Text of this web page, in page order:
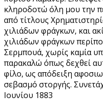
κληροδοτώ όλη μου την
από τίτλους
χιλιάδων φράγκων, και
χιλιάδων φράγκων
Σερμπουά, χωρίς καμία
παρακαλώ όπως δεχθεί
φίλο, ως απόδειξη
σεβασμό στοργής.
Ιουνίου 1883